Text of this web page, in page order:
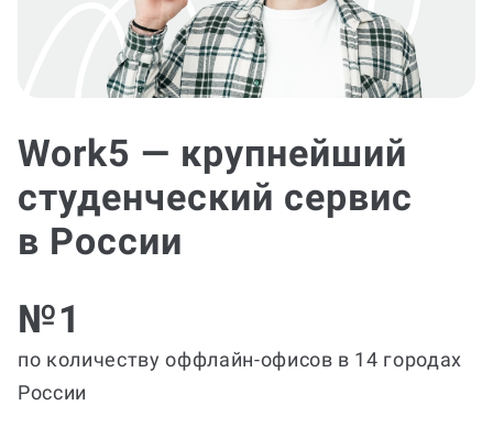
Work5 — крупнейший
студенческий сервис
в России
№1
по количеству оффлайн-офисов в 14 городах
России